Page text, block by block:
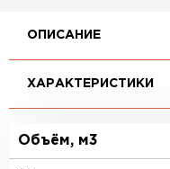
ОПИСАНИЕ
ХАРАКТЕРИСТИКИ
Объём, м3